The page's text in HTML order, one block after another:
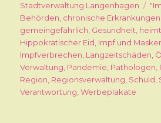
am
Stadtverwaltung Langenhagen
Behörden, chronische Erkrankungen
gemeingefährlich, Gesundheit,
Hippokratischer Eid, Impf und
Impfverbrechen, Langzeitschäden,
Verwaltung, Pandemie, Pathologen,
Region, Regionsverwaltung, Schuld,
Verantwortung,Werbeplakate